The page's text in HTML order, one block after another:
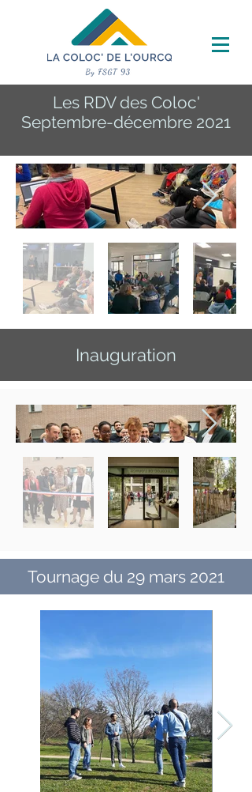
Les RDV des Coloc'
Septembre-décembre 2021
Inauguration
Tournage du 29 mars 2021